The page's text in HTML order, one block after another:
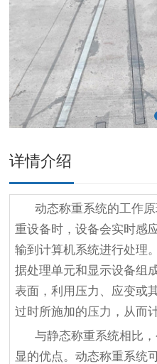
详情介绍
动态称重系统的工作
重设备时，设备会实时感
输到计算机系统进行处理
据处理单元和显示设备组
表面，利用压力、应变或
过时所施加的压力，从而
与静态称重系统相比
显的优点。动态称重系统